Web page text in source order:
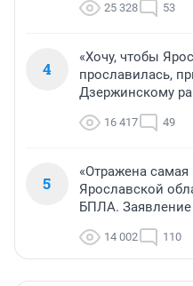
25 328 53
4
«Хочу, чтобы
прославилась,
Дзержинскому
16 417 49
5
«Отражена самая
Ярославской
БПЛА. Заявление
14 002 110